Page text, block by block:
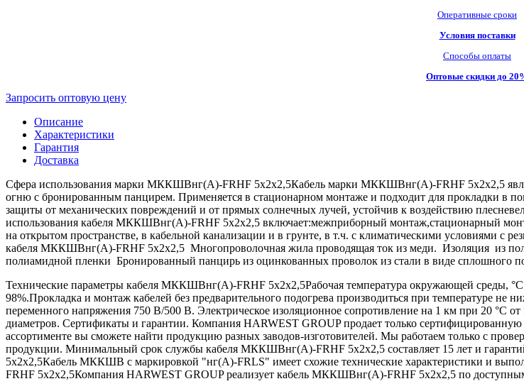
Оперативные сроки
Условия поставки
Способы оплаты
Оптовые скидки до
Запросить оптовую цену
Описание
Характеристики
Гарантия
Доставка
Сфера использования марки МККШВнг(А)-FRHF 5х2х2,5Кабель марки МККШВнг(А)-FRHF 5х2х2,5
огню с бронированным панцирем. Применяется в стационарном монтаже и подходит для прокладки в
защиты от механических повреждений и от прямых солнечных лучей, устойчив к воздействию
использования кабеля МККШВнг(А)-FRHF 5х2х2,5 включает:межприборный монтаж,стационарный
на открытом пространстве, в кабельной канализации и в грунте, в т.ч. с климатическими условиями с
кабеля МККШВнг(А)-FRHF 5х2х2,5 Многопроволочная жила проводящая ток из меди. Изоляция из
полиамидной пленки Бронированный панцирь из оцинкованных проволок из стали в виде сплошного
Технические параметры кабеля МККШВнг(А)-FRHF 5х2х2,5Рабочая температура окружающей среды,
98%.Прокладка и монтаж кабелей без предварительного подогрева производиться при температуре
переменного напряжения 750 В/500 В. Электрическое изоляционное сопротивление на 1 км при 20
диаметров. Сертификаты и гарантии. Компания HARWEST GROUP продает только
ассортименте вы сможете найти продукцию разных заводов-изготовителей. Мы работаем только с
продукции. Минимальный срок службы кабеля МККШВнг(А)-FRHF 5х2х2,5 составляет 15 лет и
5х2х2,5Кабель МККШВ с маркировкой "нг(А)-FRLS" имеет схожие технические характеристики и
FRHF 5х2х2,5Компания HARWEST GROUP реализует кабель МККШВнг(А)-FRHF 5х2х2,5 по